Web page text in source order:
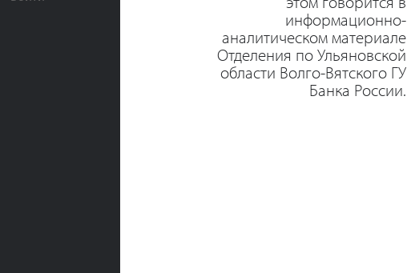
информационно-
аналитическом материале
Отделения по Ульяновской
области Волго-Вятского ГУ
Банка России.